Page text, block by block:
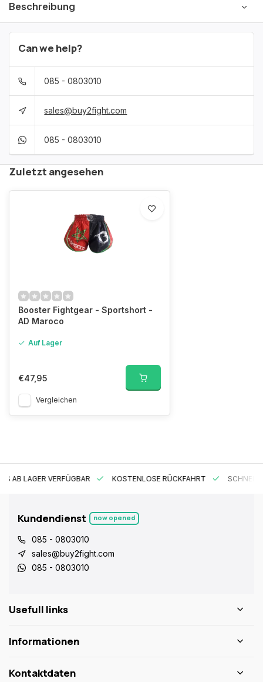
Beschreibung
Can we help?
085 - 0803010
sales@buy2fight.com
085 - 0803010
Zuletzt angesehen
Booster Fightgear - Sportshort -
AD Maroco
Auf Lager
€47,95
Vergleichen
AB LAGER VERFÜGBAR KOSTENLOSE RÜCKFAHRT
Kundendienst now opened
085 - 0803010
sales@buy2fight.com
085 - 0803010
Usefull links
Informationen
Kontaktdaten